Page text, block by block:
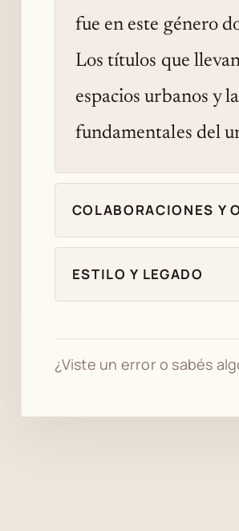
fue en este género
Los títulos que
espacios urbanos y
fundamentales del
COLABORACIONES Y
ESTILO Y LEGADO
¿Viste un error o sabés